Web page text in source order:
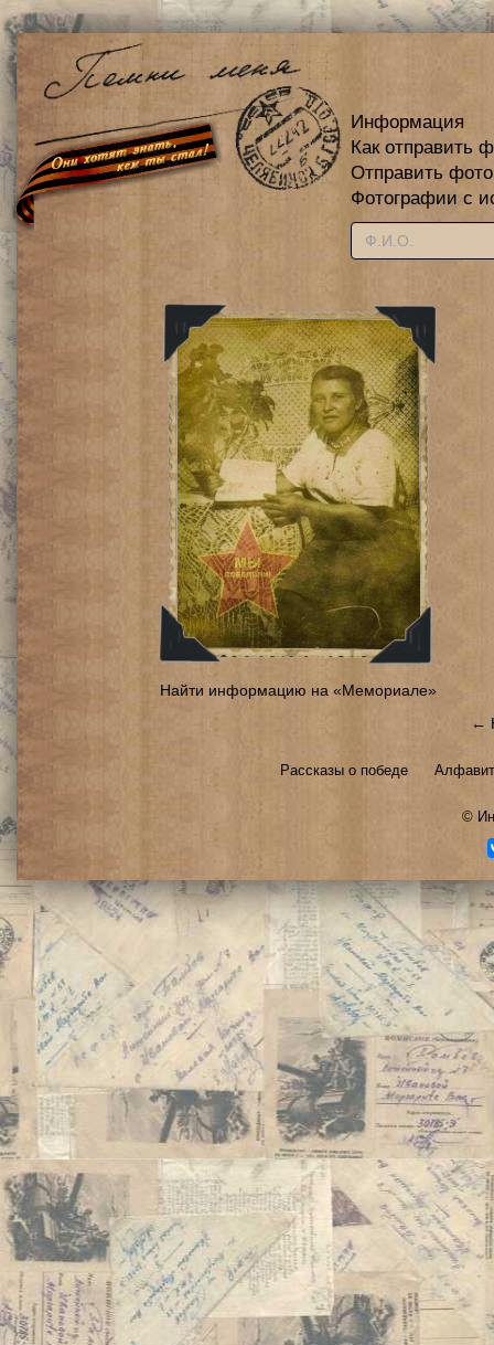
Информация
Как отправить
Отправить
Фотографии с
Найти информацию на «Мемориале»
←
Рассказы о победе
©